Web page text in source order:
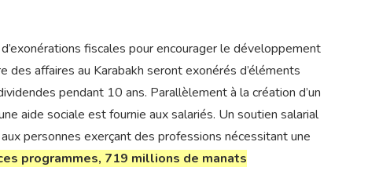
fiscales pour encourager le développement
affaires au Karabakh seront exonérés d’éléments
pendant 10 ans. Parallèlement à la création d’un
aide sociale est fournie aux salariés. Un soutien salarial
personnes exerçant des professions nécessitant une
programmes, 719 millions de manats